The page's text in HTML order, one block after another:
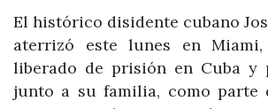
El histórico disidente cubano
aterrizó este lunes en
liberado de prisión en Cuba
junto a su familia, como parte